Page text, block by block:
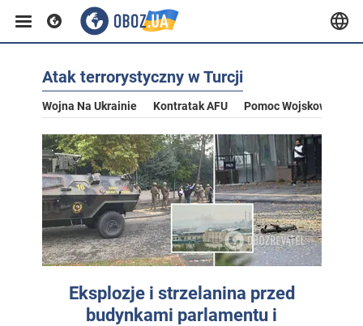
Atak terrorystyczny w Turcji
Wojna Na Ukrainie Kontratak AFU Pomoc Wojskowa Dla
Eksplozje i strzelanina przed
budynkami parlamentu i